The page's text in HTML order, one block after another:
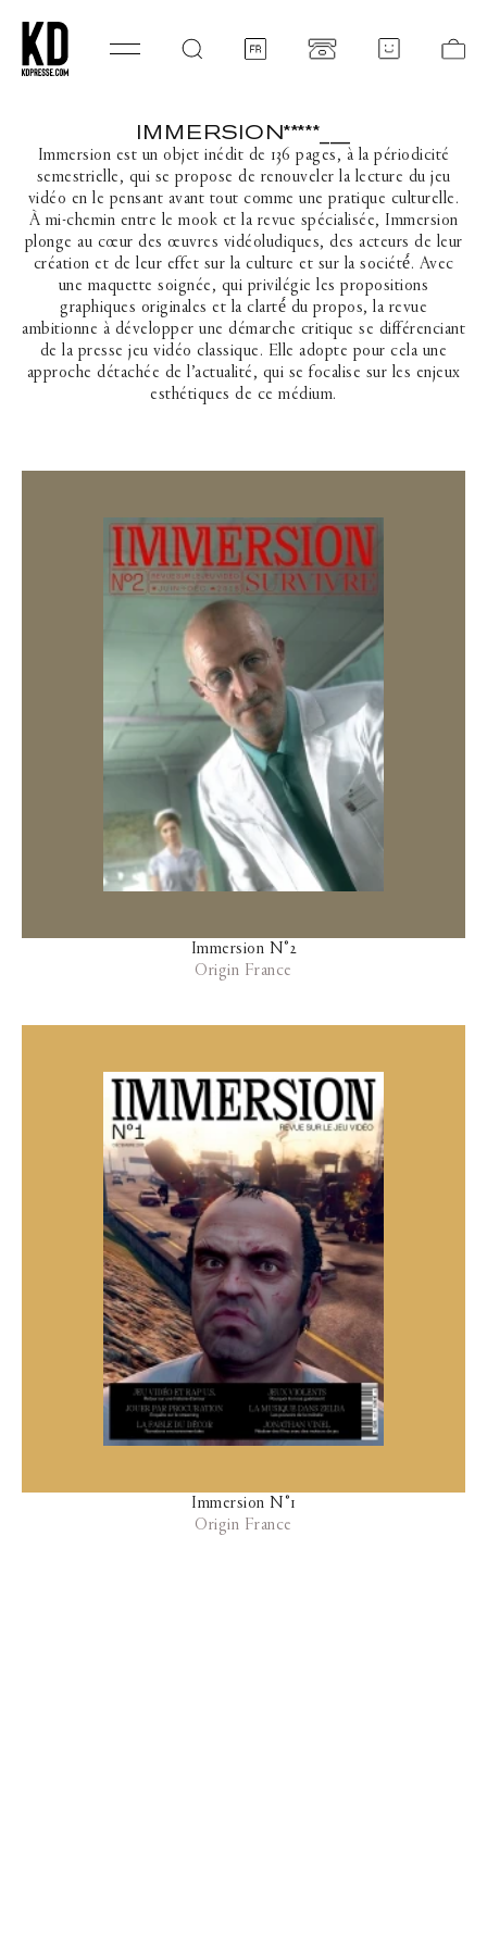
C
O
L
L
E
C
T
I
O
N
:
IMMERSION*****___
Immersion est un objet inédit de 136 pages, à la périodicité
semestrielle, qui se propose de renouveler la lecture du jeu
vidéo en le pensant avant tout comme une pratique culturelle.
À mi-chemin entre le mook et la revue spécialisée, Immersion
plonge au cœur des œuvres vidéoludiques, des acteurs de leur
création et de leur effet sur la culture et sur la société́. Avec
une maquette soignée, qui privilégie les propositions
graphiques originales et la clarté́ du propos, la revue
ambitionne à développer une démarche critique se différenciant
de la presse jeu vidéo classique. Elle adopte pour cela une
approche détachée de l’actualité, qui se focalise sur les enjeux
esthétiques de ce médium.
Immersion N°2
Origin France
Immersion N°1
Origin France